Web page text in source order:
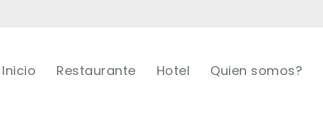
Inicio Restaurante Hotel Quien somos?